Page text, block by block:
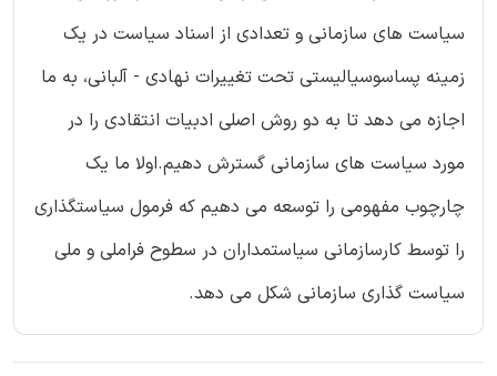
سیاست های سازمانی و تعدادی از اسناد سیاست در یک
زمینه پساسوسیالیستی تحت تغییرات نهادی - آلبانی، به ما
اجازه می دهد تا به دو روش اصلی ادبیات انتقادی را در
مورد سیاست های سازمانی گسترش دهیم.اولا ما یک
چارچوب مفهومی را توسعه می دهیم که فرمول سیاستگذاری
را توسط کارسازمانی سیاستمداران در سطوح فراملی و ملی
سیاست گذاری سازمانی شکل می دهد.